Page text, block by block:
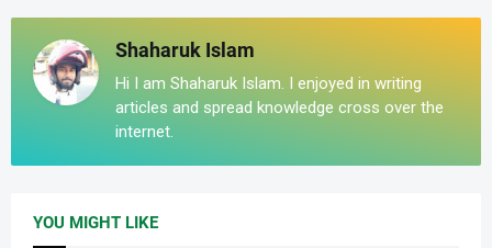
Shaharuk Islam
Hi I am Shaharuk Islam. I enjoyed in writing
articles and spread knowledge cross over the
internet.
YOU MIGHT LIKE